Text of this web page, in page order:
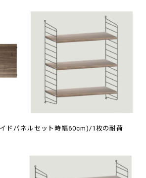
ドパネルセット時幅60cm)/1枚の耐荷